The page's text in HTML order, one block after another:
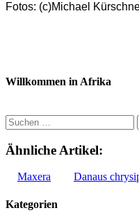
Fotos: (c)Michael
Willkommen in Afrika
Suchen
nach:
Ähnliche Artikel:
Maxera Danaus
Kategorien